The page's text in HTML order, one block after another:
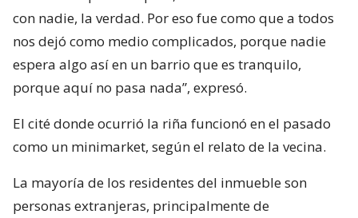
con nadie, la verdad. Por eso fue como que a todos
nos dejó como medio complicados, porque nadie
espera algo así en un barrio que es tranquilo,
porque aquí no pasa nada”, expresó.
El cité donde ocurrió la riña funcionó en el pasado
como un minimarket, según el relato de la vecina.
La mayoría de los residentes del inmueble son
personas extranjeras, principalmente de